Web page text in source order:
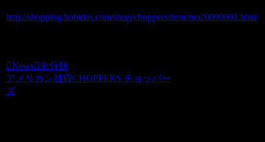
http://shopping.hobidas.com/shop/choppers/item/mo20090901.html
News
未分類
アメリカン雑貨CHOPPERS チョッパー
ズ